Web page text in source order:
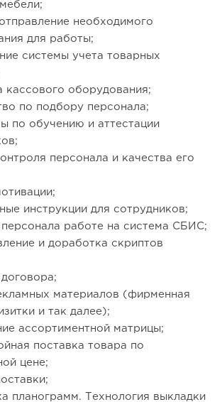
необходимого
для работы;
системы учета товарных
кассового оборудования;
по подбору персонала;
по обучению и аттестации
персонала и качества его
инструкции для сотрудников;
работе на система СБИС;
и доработка скриптов
материалов (фирменная
и так далее);
ассортиментной матрицы;
поставка товара по
цене;
планограмм. Технология выкладки